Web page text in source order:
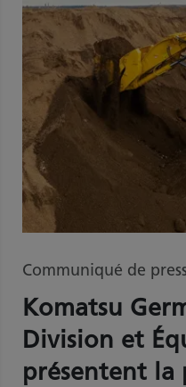
Communiqué de
Komatsu
Division et
présentent la